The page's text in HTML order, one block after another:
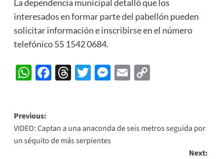
La dependencia municipal detalló que los
interesados en formar parte del pabellón pueden
solicitar información e inscribirse en el número
telefónico 55 1542 0684.
WhatsApp
Facebook
Threads
Twitter
Messenger
EmailCopy
Post
navigation
Previous:
VIDEO: Captan a una anaconda de seis metros seguida por
un séquito de más serpientes
Next: